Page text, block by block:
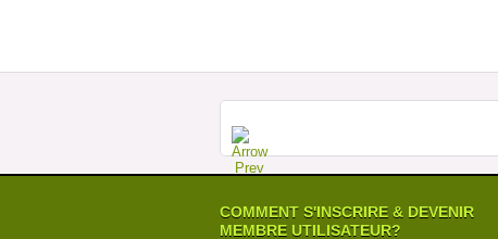
COMMENT S'INSCRIRE & DEVENIR
MEMBRE UTILISATEUR?